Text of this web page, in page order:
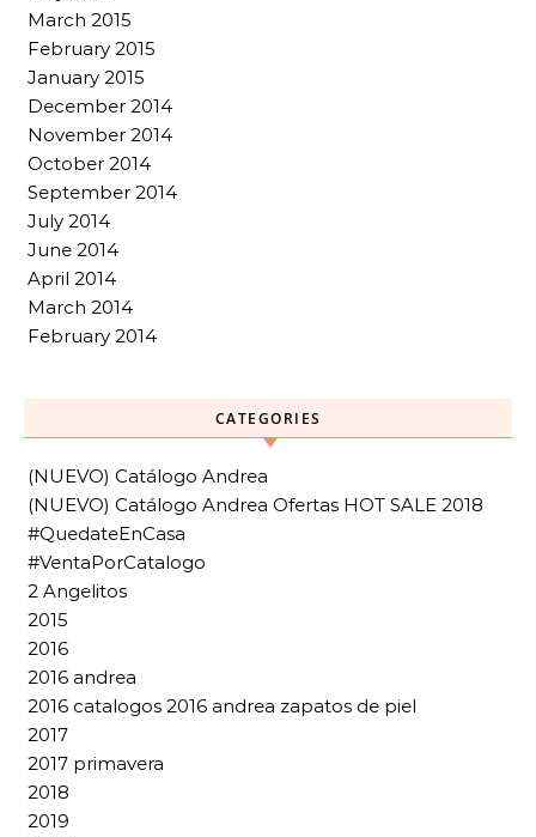
March 2015
February 2015
January 2015
December 2014
November 2014
October 2014
September 2014
July 2014
June 2014
April 2014
March 2014
February 2014
CATEGORIES
(NUEVO) Catálogo Andrea
(NUEVO) Catálogo Andrea Ofertas HOT SALE 2018
#QuedateEnCasa
#VentaPorCatalogo
2 Angelitos
2015
2016
2016 andrea
2016 catalogos 2016 andrea zapatos de piel
2017
2017 primavera
2018
2019